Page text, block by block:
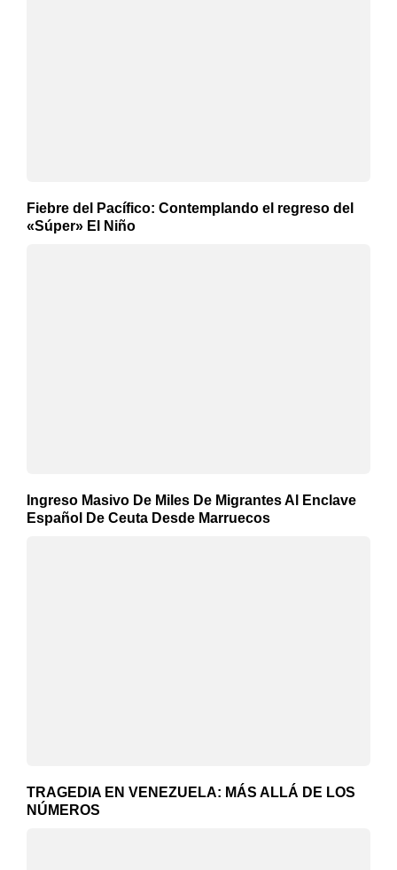
Fiebre del Pacífico: Contemplando el regreso del
«Súper» El Niño
Ingreso Masivo De Miles De Migrantes Al Enclave
Español De Ceuta Desde Marruecos
TRAGEDIA EN VENEZUELA: MÁS ALLÁ DE LOS
NÚMEROS